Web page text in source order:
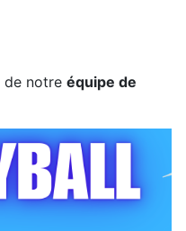
de notre équipe de